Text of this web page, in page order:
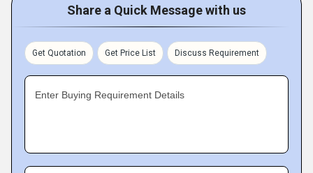
in
Kolkata, West Bengal, India, where we use high-end
machinery & equipment to manufacture such optimally
performing machines to many different clients in the local
as well as in the international markets.
Share a Quick Message with us
Get Quotation Get Price List Discuss Requirement
Enter Buying Requirement Details